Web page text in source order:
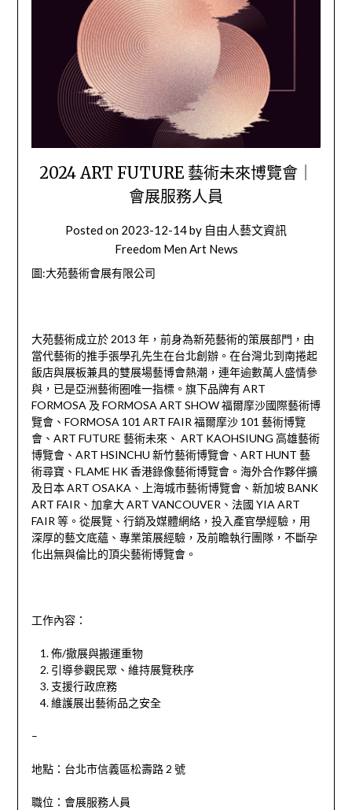
2024 ART FUTURE 藝術未來博覽會｜
會展服務人員
Posted on 2023-12-14by 自由人藝文資訊
Freedom Men Art News
圖:大苑藝術會展有限公司
大苑藝術成立於 2013 年，前身為新苑藝術的策展部門，由
當代藝術的推手張學孔先生在台北創辦。在台灣北到南捲起
飯店與展板兼具的雙展場藝博會熱潮，連年逾數萬人盛情參
與，已是亞洲藝術圈唯一指標。旗下品牌有 ART
FORMOSA 及 FORMOSA ART SHOW 福爾摩沙國際藝術博
覽會、FORMOSA 101 ART FAIR 福爾摩沙 101 藝術博覽
會、ART FUTURE 藝術未來、 ART KAOHSIUNG 高雄藝術
博覽會、ART HSINCHU 新竹藝術博覽會、ART HUNT 藝
術尋寶、FLAME HK 香港錄像藝術博覽會。海外合作夥伴擴
及日本 ART OSAKA、上海城市藝術博覽會、新加坡 BANK
ART FAIR、加拿大 ART VANCOUVER、法國 YIA ART
FAIR 等。從展覽、行銷及媒體網絡，投入產官學經驗，用
深厚的藝文底蘊、專業策展經驗，及前瞻執行團隊，不斷孕
化出無與倫比的頂尖藝術博覽會。
工作內容：
佈/撤展與搬運重物
引導參觀民眾、維持展覽秩序
支援行政庶務
維護展出藝術品之安全
–
地點：台北市信義區松壽路 2 號
職位：會展服務人員